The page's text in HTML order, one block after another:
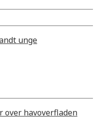
unge
over havoverfladen